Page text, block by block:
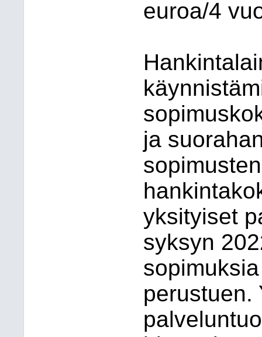
euroa/4
ja
yksityiset
syksyn
perustuen.